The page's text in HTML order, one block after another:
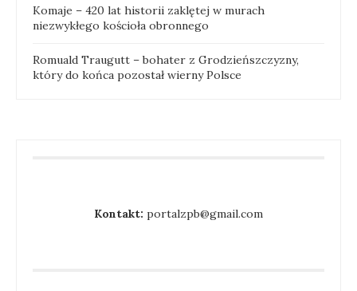
Komaje – 420 lat historii zaklętej w murach
niezwykłego kościoła obronnego
Romuald Traugutt – bohater z Grodzieńszczyzny,
który do końca pozostał wierny Polsce
Kontakt: portalzpb@gmail.com